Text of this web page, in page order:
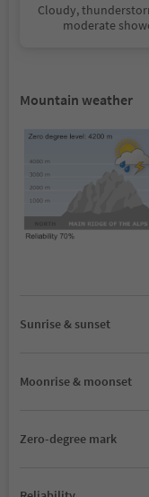
Cloudy,
moderate
Mountain weather
Sunrise & sunset
Moonrise & moonset
Zero-degree mark